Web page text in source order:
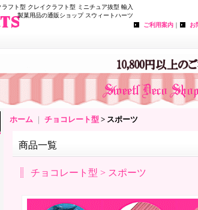
フト型 クレイクラフト型 ミニチュア抜型 輸入
製菓用品の通販ショップ スウィートハーツ
ご利用案内 ｜ お
ホーム チョコレート型 > スポーツ
商品一覧
チョコレート型 > スポーツ